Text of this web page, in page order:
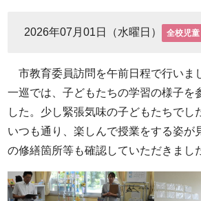
2026年07月01日（水曜日） 全校児童
市教育委員訪問を午前日程で行いま
一巡では、子どもたちの学習の様子を
した。少し緊張気味の子どもたちでし
いつも通り、楽しんで授業をする姿が
の修繕箇所等も確認していただきまし